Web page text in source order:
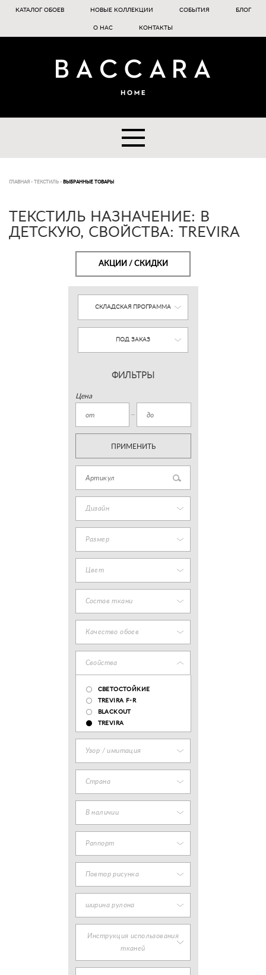
КАТАЛОГ ОБОЕВ НОВЫЕ КОЛЛЕКЦИИ СОБЫТИЯ БЛОГ
О НАС КОНТАКТЫ
ГЛАВНАЯ - ТЕКСТИЛЬ - ВЫБРАННЫЕ ТОВАРЫ
ТЕКСТИЛЬ НАЗНАЧЕНИЕ: В
ДЕТСКУЮ, СВОЙСТВА: TREVIRA
АКЦИИ / СКИДКИ
СКЛАДСКАЯ ПРОГРАММА
ПОД ЗАКАЗ
ФИЛЬТРЫ
Цена
ПРИМЕНИТЬ
Дизайн
Размер
Цвет
Состав ткани
Качество обоев
Свойства
СВЕТОСТОЙКИЕ
TREVIRA F-R
BLACKOUT
TREVIRA
Узор / имитация
Страна
В наличии
Раппорт
Повтор рисунка
ширина рулона
Инструкция использования
тканей